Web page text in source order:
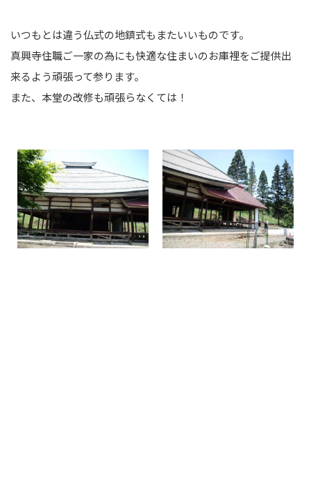
いつもとは違う仏式の地鎮式もまたいいものです。
真興寺住職ご一家の為にも快適な住まいのお庫裡をご提供出
来るよう頑張って参ります。
また、本堂の改修も頑張らなくては！